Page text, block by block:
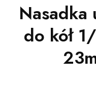
Nasadka
do kół